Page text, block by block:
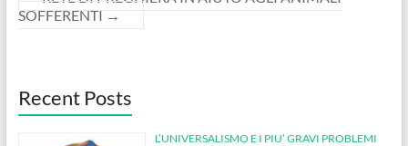
SOFFERENTI →
Recent Posts
L’UNIVERSALISMO E I PIU’ GRAVI PROBLEMI